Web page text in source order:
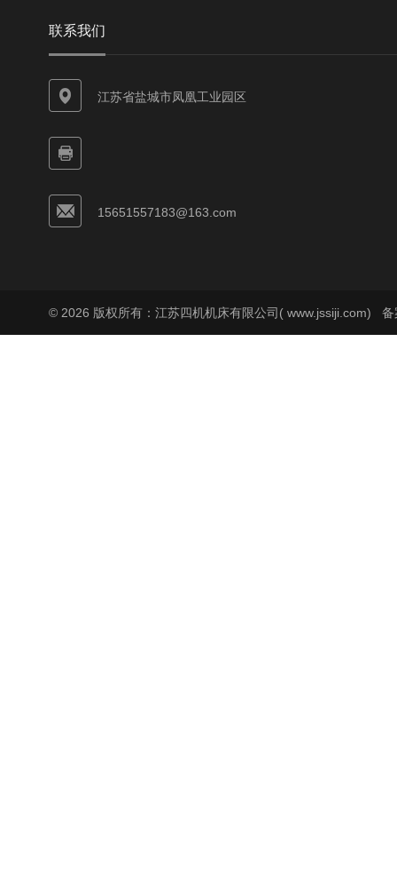
联系我们
江苏省盐城市凤凰工业园区
15651557183@163.com
© 2026 版权所有：江苏四机机床有限公司( www.jssiji.com) 备